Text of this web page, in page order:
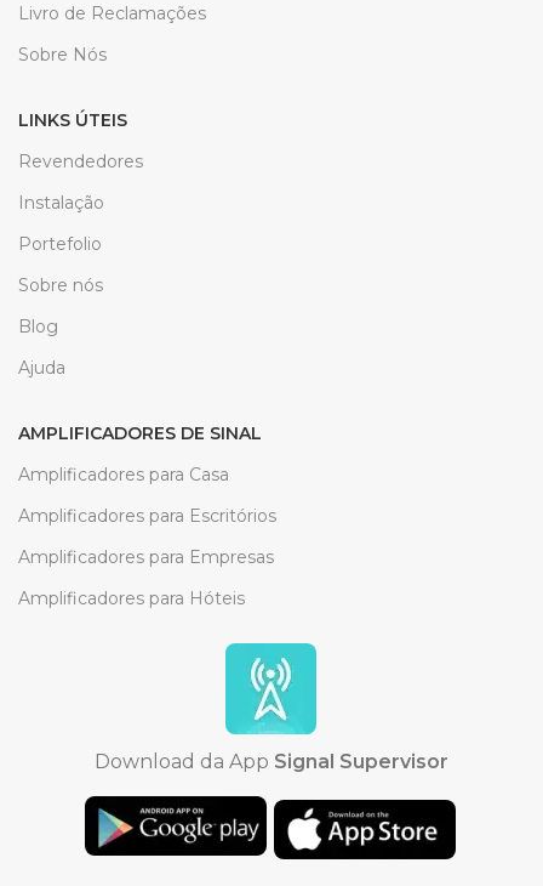
Livro de Reclamações
Sobre Nós
LINKS ÚTEIS
Revendedores
Instalação
Portefolio
Sobre nós
Blog
Ajuda
AMPLIFICADORES DE SINAL
Amplificadores para Casa
Amplificadores para Escritórios
Amplificadores para Empresas
Amplificadores para Hóteis
Download da App Signal Supervisor